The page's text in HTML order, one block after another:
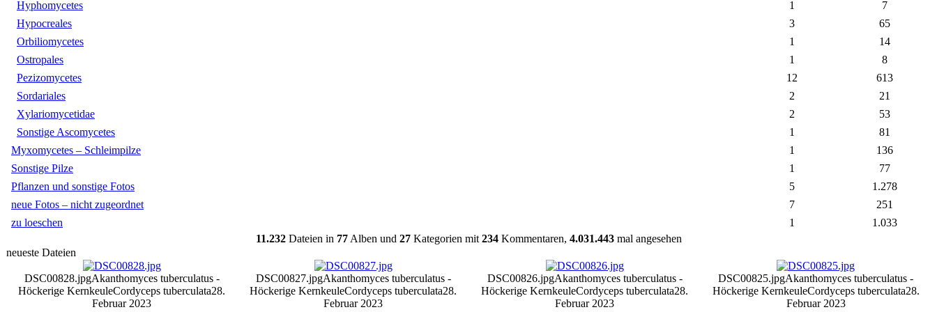
Hyphomycetes
1
7
Hypocreales
3
65
Orbiliomycetes
1
14
Ostropales
1
8
Pezizomycetes
12
613
Sordariales
2
21
Xylariomycetidae
2
53
Sonstige Ascomycetes
1
81
Myxomycetes – Schleimpilze
1
136
Sonstige Pilze
1
77
Pflanzen und sonstige Fotos
5
1.278
neue Fotos – nicht zugeordnet
7
251
zu loeschen
1
1.033
11.232Dateien in 77Alben und 27Kategorien mit 234Kommentaren, 4.031.443mal angesehen
neueste Dateien
DSC00828.jpgAkanthomyces tuberculatus -
Höckerige KernkeuleCordyceps tuberculata28.
Februar 2023
DSC00827.jpgAkanthomyces tuberculatus -
Höckerige KernkeuleCordyceps tuberculata28.
Februar 2023
DSC00826.jpgAkanthomyces tuberculatus -
Höckerige KernkeuleCordyceps tuberculata28.
Februar 2023
DSC00825.jpgAkanthomyces tuberculatus -
Höckerige KernkeuleCordyceps tuberculata28.
Februar 2023